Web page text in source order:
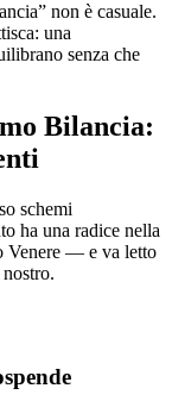
non è casuale.
una
senza che
Bilancia:
schemi
ha una radice nella
Venere — e va letto